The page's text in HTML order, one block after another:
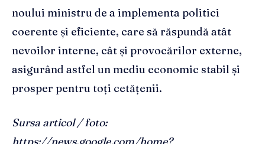
noului ministru de a implementa politici
coerente și eficiente, care să răspundă atât
nevoilor interne, cât și provocărilor externe,
asigurând astfel un mediu economic stabil și
prosper pentru toți cetățenii.
Sursa articol / foto: